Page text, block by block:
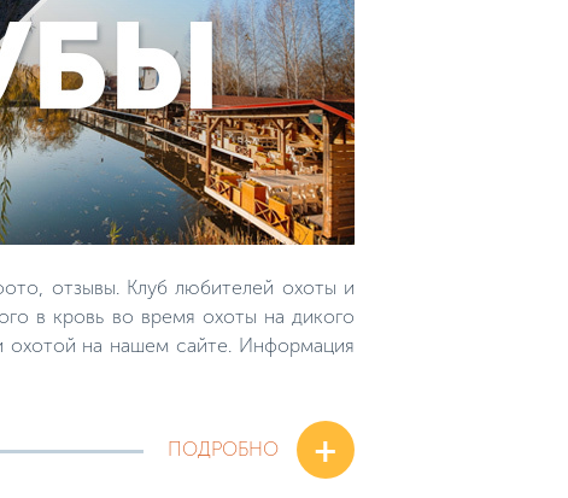
отзывы. Клуб любителей охоты и
в кровь во время охоты на дикого
охотой на нашем сайте. Информация
ПОДРОБНО +